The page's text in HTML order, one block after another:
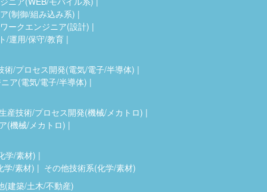
(制御/組み込み系)
ークエンジニア(設計)
/運用/保守/教育
術/プロセス開発(電気/電子/半導体)
ア(電気/電子/半導体)
産技術/プロセス開発(機械/メカトロ)
(機械/メカトロ)
学/素材)
学/素材)
その他技術系(化学/素材)
(建築/土木/不動産)